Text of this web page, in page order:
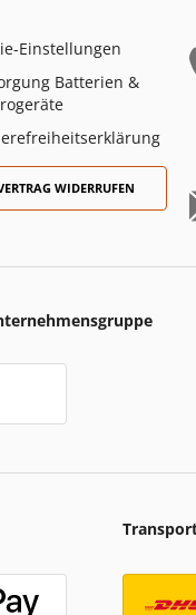
Einstellungen
Batterien &
WIDERRUFEN